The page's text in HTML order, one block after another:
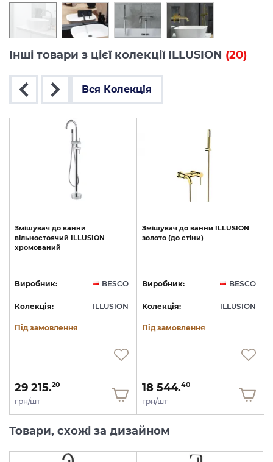
Інші товари з цієї колекції ILLUSION (20)
Вся Колекція
Змішувач до ванни
вільностоячий ILLUSION
хромований
Виробник: BESCO
Колекція: ILLUSION
Під замовлення
29 215.20
грн/шт
Змішувач до ванни ILLUSION
золото (до стіни)
Виробник: BESCO
Колекція: ILLUSION
Під замовлення
18 544.40
грн/шт
Товари, схожі за дизайном